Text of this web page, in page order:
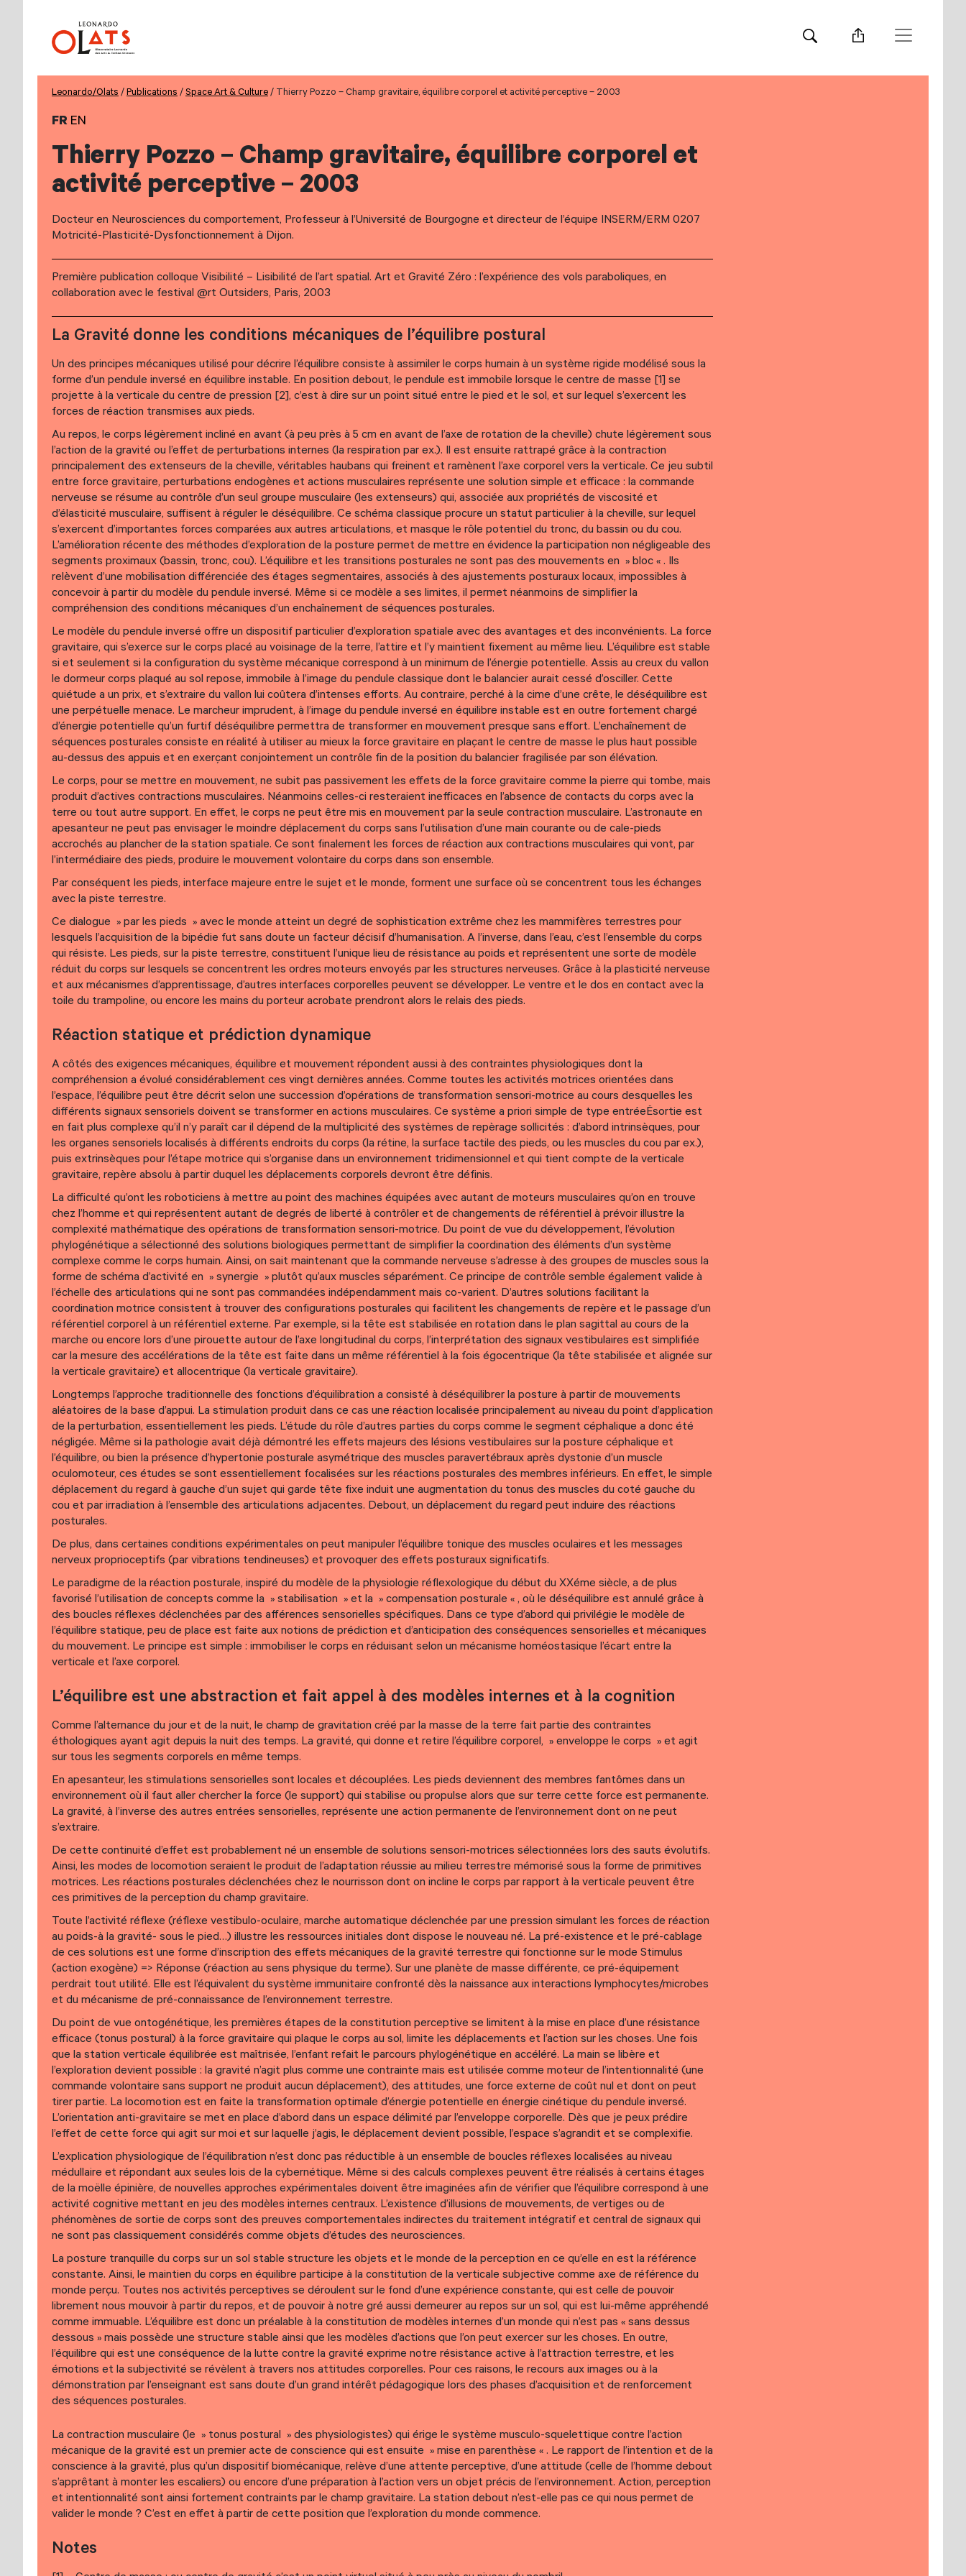
Leonardo/Olats / Publications / Space Art & Culture / Thierry Pozzo – Champ gravitaire, équilibre corporel et activité perceptive – 2003
FR EN
Thierry Pozzo – Champ gravitaire, équilibre corporel et
activité perceptive – 2003
Docteur en Neurosciences du comportement, Professeur à l’Université de Bourgogne et directeur de l’équipe INSERM/ERM 0207
Motricité-Plasticité-Dysfonctionnement à Dijon.
Première publication colloque Visibilité – Lisibilité de l’art spatial. Art et Gravité Zéro : l’expérience des vols paraboliques, en
collaboration avec le festival @rt Outsiders, Paris, 2003
La Gravité donne les conditions mécaniques de l’équilibre postural
Un des principes mécaniques utilisé pour décrire l’équilibre consiste à assimiler le corps humain à un système rigide modélisé sous la
forme d’un pendule inversé en équilibre instable. En position debout, le pendule est immobile lorsque le centre de masse [1] se
projette à la verticale du centre de pression [2], c’est à dire sur un point situé entre le pied et le sol, et sur lequel s’exercent les
forces de réaction transmises aux pieds.
Au repos, le corps légèrement incliné en avant (à peu près à 5 cm en avant de l’axe de rotation de la cheville) chute légèrement sous
l’action de la gravité ou l’effet de perturbations internes (la respiration par ex.). Il est ensuite rattrapé grâce à la contraction
principalement des extenseurs de la cheville, véritables haubans qui freinent et ramènent l’axe corporel vers la verticale. Ce jeu subtil
entre force gravitaire, perturbations endogènes et actions musculaires représente une solution simple et efficace : la commande
nerveuse se résume au contrôle d’un seul groupe musculaire (les extenseurs) qui, associée aux propriétés de viscosité et
d’élasticité musculaire, suffisent à réguler le déséquilibre. Ce schéma classique procure un statut particulier à la cheville, sur lequel
s’exercent d’importantes forces comparées aux autres articulations, et masque le rôle potentiel du tronc, du bassin ou du cou.
L’amélioration récente des méthodes d’exploration de la posture permet de mettre en évidence la participation non négligeable des
segments proximaux (bassin, tronc, cou). L’équilibre et les transitions posturales ne sont pas des mouvements en » bloc « . Ils
relèvent d’une mobilisation différenciée des étages segmentaires, associés à des ajustements posturaux locaux, impossibles à
concevoir à partir du modèle du pendule inversé. Même si ce modèle a ses limites, il permet néanmoins de simplifier la
compréhension des conditions mécaniques d’un enchaînement de séquences posturales.
Le modèle du pendule inversé offre un dispositif particulier d’exploration spatiale avec des avantages et des inconvénients. La force
gravitaire, qui s’exerce sur le corps placé au voisinage de la terre, l’attire et l’y maintient fixement au même lieu. L’équilibre est stable
si et seulement si la configuration du système mécanique correspond à un minimum de l’énergie potentielle. Assis au creux du vallon
le dormeur corps plaqué au sol repose, immobile à l’image du pendule classique dont le balancier aurait cessé d’osciller. Cette
quiétude a un prix, et s’extraire du vallon lui coûtera d’intenses efforts. Au contraire, perché à la cime d’une crête, le déséquilibre est
une perpétuelle menace. Le marcheur imprudent, à l’image du pendule inversé en équilibre instable est en outre fortement chargé
d’énergie potentielle qu’un furtif déséquilibre permettra de transformer en mouvement presque sans effort. L’enchaînement de
séquences posturales consiste en réalité à utiliser au mieux la force gravitaire en plaçant le centre de masse le plus haut possible
au-dessus des appuis et en exerçant conjointement un contrôle fin de la position du balancier fragilisée par son élévation.
Le corps, pour se mettre en mouvement, ne subit pas passivement les effets de la force gravitaire comme la pierre qui tombe, mais
produit d’actives contractions musculaires. Néanmoins celles-ci resteraient inefficaces en l’absence de contacts du corps avec la
terre ou tout autre support. En effet, le corps ne peut être mis en mouvement par la seule contraction musculaire. L’astronaute en
apesanteur ne peut pas envisager le moindre déplacement du corps sans l’utilisation d’une main courante ou de cale-pieds
accrochés au plancher de la station spatiale. Ce sont finalement les forces de réaction aux contractions musculaires qui vont, par
l’intermédiaire des pieds, produire le mouvement volontaire du corps dans son ensemble.
Par conséquent les pieds, interface majeure entre le sujet et le monde, forment une surface où se concentrent tous les échanges
avec la piste terrestre.
Ce dialogue » par les pieds » avec le monde atteint un degré de sophistication extrême chez les mammifères terrestres pour
lesquels l’acquisition de la bipédie fut sans doute un facteur décisif d’humanisation. A l’inverse, dans l’eau, c’est l’ensemble du corps
qui résiste. Les pieds, sur la piste terrestre, constituent l’unique lieu de résistance au poids et représentent une sorte de modèle
réduit du corps sur lesquels se concentrent les ordres moteurs envoyés par les structures nerveuses. Grâce à la plasticité nerveuse
et aux mécanismes d’apprentissage, d’autres interfaces corporelles peuvent se développer. Le ventre et le dos en contact avec la
toile du trampoline, ou encore les mains du porteur acrobate prendront alors le relais des pieds.
Réaction statique et prédiction dynamique
A côtés des exigences mécaniques, équilibre et mouvement répondent aussi à des contraintes physiologiques dont la
compréhension a évolué considérablement ces vingt dernières années. Comme toutes les activités motrices orientées dans
l’espace, l’équilibre peut être décrit selon une succession d’opérations de transformation sensori-motrice au cours desquelles les
différents signaux sensoriels doivent se transformer en actions musculaires. Ce système a priori simple de type entréeËsortie est
en fait plus complexe qu’il n’y paraît car il dépend de la multiplicité des systèmes de repèrage sollicités : d’abord intrinsèques, pour
les organes sensoriels localisés à différents endroits du corps (la rétine, la surface tactile des pieds, ou les muscles du cou par ex.),
puis extrinsèques pour l’étape motrice qui s’organise dans un environnement tridimensionnel et qui tient compte de la verticale
gravitaire, repère absolu à partir duquel les déplacements corporels devront être définis.
La difficulté qu’ont les roboticiens à mettre au point des machines équipées avec autant de moteurs musculaires qu’on en trouve
chez l’homme et qui représentent autant de degrés de liberté à contrôler et de changements de référentiel à prévoir illustre la
complexité mathématique des opérations de transformation sensori-motrice. Du point de vue du développement, l’évolution
phylogénétique a sélectionné des solutions biologiques permettant de simplifier la coordination des éléments d’un système
complexe comme le corps humain. Ainsi, on sait maintenant que la commande nerveuse s’adresse à des groupes de muscles sous la
forme de schéma d’activité en » synergie » plutôt qu’aux muscles séparément. Ce principe de contrôle semble également valide à
l’échelle des articulations qui ne sont pas commandées indépendamment mais co-varient. D’autres solutions facilitant la
coordination motrice consistent à trouver des configurations posturales qui facilitent les changements de repère et le passage d’un
référentiel corporel à un référentiel externe. Par exemple, si la tête est stabilisée en rotation dans le plan sagittal au cours de la
marche ou encore lors d’une pirouette autour de l’axe longitudinal du corps, l’interprétation des signaux vestibulaires est simplifiée
car la mesure des accélérations de la tête est faite dans un même référentiel à la fois égocentrique (la tête stabilisée et alignée sur
la verticale gravitaire) et allocentrique (la verticale gravitaire).
Longtemps l’approche traditionnelle des fonctions d’équilibration a consisté à déséquilibrer la posture à partir de mouvements
aléatoires de la base d’appui. La stimulation produit dans ce cas une réaction localisée principalement au niveau du point d’application
de la perturbation, essentiellement les pieds. L’étude du rôle d’autres parties du corps comme le segment céphalique a donc été
négligée. Même si la pathologie avait déjà démontré les effets majeurs des lésions vestibulaires sur la posture céphalique et
l’équilibre, ou bien la présence d’hypertonie posturale asymétrique des muscles paravertébraux après dystonie d’un muscle
oculomoteur, ces études se sont essentiellement focalisées sur les réactions posturales des membres inférieurs. En effet, le simple
déplacement du regard à gauche d’un sujet qui garde tête fixe induit une augmentation du tonus des muscles du coté gauche du
cou et par irradiation à l’ensemble des articulations adjacentes. Debout, un déplacement du regard peut induire des réactions
posturales.
De plus, dans certaines conditions expérimentales on peut manipuler l’équilibre tonique des muscles oculaires et les messages
nerveux proprioceptifs (par vibrations tendineuses) et provoquer des effets posturaux significatifs.
Le paradigme de la réaction posturale, inspiré du modèle de la physiologie réflexologique du début du XXéme siècle, a de plus
favorisé l’utilisation de concepts comme la » stabilisation » et la » compensation posturale « , où le déséquilibre est annulé grâce à
des boucles réflexes déclenchées par des afférences sensorielles spécifiques. Dans ce type d’abord qui privilégie le modèle de
l’équilibre statique, peu de place est faite aux notions de prédiction et d’anticipation des conséquences sensorielles et mécaniques
du mouvement. Le principe est simple : immobiliser le corps en réduisant selon un mécanisme homéostasique l’écart entre la
verticale et l’axe corporel.
L’équilibre est une abstraction et fait appel à des modèles internes et à la cognition
Comme l’alternance du jour et de la nuit, le champ de gravitation créé par la masse de la terre fait partie des contraintes
éthologiques ayant agit depuis la nuit des temps. La gravité, qui donne et retire l’équilibre corporel, » enveloppe le corps » et agit
sur tous les segments corporels en même temps.
En apesanteur, les stimulations sensorielles sont locales et découplées. Les pieds deviennent des membres fantômes dans un
environnement où il faut aller chercher la force (le support) qui stabilise ou propulse alors que sur terre cette force est permanente.
La gravité, à l’inverse des autres entrées sensorielles, représente une action permanente de l’environnement dont on ne peut
s’extraire.
De cette continuité d’effet est probablement né un ensemble de solutions sensori-motrices sélectionnées lors des sauts évolutifs.
Ainsi, les modes de locomotion seraient le produit de l’adaptation réussie au milieu terrestre mémorisé sous la forme de primitives
motrices. Les réactions posturales déclenchées chez le nourrisson dont on incline le corps par rapport à la verticale peuvent être
ces primitives de la perception du champ gravitaire.
Toute l’activité réflexe (réflexe vestibulo-oculaire, marche automatique déclenchée par une pression simulant les forces de réaction
au poids-à la gravité- sous le pied…) illustre les ressources initiales dont dispose le nouveau né. La pré-existence et le pré-cablage
de ces solutions est une forme d’inscription des effets mécaniques de la gravité terrestre qui fonctionne sur le mode Stimulus
(action exogène) => Réponse (réaction au sens physique du terme). Sur une planète de masse différente, ce pré-équipement
perdrait tout utilité. Elle est l’équivalent du système immunitaire confronté dès la naissance aux interactions lymphocytes/microbes
et du mécanisme de pré-connaissance de l’environnement terrestre.
Du point de vue ontogénétique, les premières étapes de la constitution perceptive se limitent à la mise en place d’une résistance
efficace (tonus postural) à la force gravitaire qui plaque le corps au sol, limite les déplacements et l’action sur les choses. Une fois
que la station verticale équilibrée est maîtrisée, l’enfant refait le parcours phylogénétique en accéléré. La main se libère et
l’exploration devient possible : la gravité n’agit plus comme une contrainte mais est utilisée comme moteur de l’intentionnalité (une
commande volontaire sans support ne produit aucun déplacement), des attitudes, une force externe de coût nul et dont on peut
tirer partie. La locomotion est en faite la transformation optimale d’énergie potentielle en énergie cinétique du pendule inversé.
L’orientation anti-gravitaire se met en place d’abord dans un espace délimité par l’enveloppe corporelle. Dès que je peux prédire
l’effet de cette force qui agit sur moi et sur laquelle j’agis, le déplacement devient possible, l’espace s’agrandit et se complexifie.
L’explication physiologique de l’équilibration n’est donc pas réductible à un ensemble de boucles réflexes localisées au niveau
médullaire et répondant aux seules lois de la cybernétique. Même si des calculs complexes peuvent être réalisés à certains étages
de la moëlle épinière, de nouvelles approches expérimentales doivent être imaginées afin de vérifier que l’équilibre correspond à une
activité cognitive mettant en jeu des modèles internes centraux. L’existence d’illusions de mouvements, de vertiges ou de
phénomènes de sortie de corps sont des preuves comportementales indirectes du traitement intégratif et central de signaux qui
ne sont pas classiquement considérés comme objets d’études des neurosciences.
La posture tranquille du corps sur un sol stable structure les objets et le monde de la perception en ce qu’elle en est la référence
constante. Ainsi, le maintien du corps en équilibre participe à la constitution de la verticale subjective comme axe de référence du
monde perçu. Toutes nos activités perceptives se déroulent sur le fond d’une expérience constante, qui est celle de pouvoir
librement nous mouvoir à partir du repos, et de pouvoir à notre gré aussi demeurer au repos sur un sol, qui est lui-même appréhendé
comme immuable. L’équilibre est donc un préalable à la constitution de modèles internes d’un monde qui n’est pas « sans dessus
dessous » mais possède une structure stable ainsi que les modèles d’actions que l’on peut exercer sur les choses. En outre,
l’équilibre qui est une conséquence de la lutte contre la gravité exprime notre résistance active à l’attraction terrestre, et les
émotions et la subjectivité se révèlent à travers nos attitudes corporelles. Pour ces raisons, le recours aux images ou à la
démonstration par l’enseignant est sans doute d’un grand intérêt pédagogique lors des phases d’acquisition et de renforcement
des séquences posturales.
La contraction musculaire (le » tonus postural » des physiologistes) qui érige le système musculo-squelettique contre l’action
mécanique de la gravité est un premier acte de conscience qui est ensuite » mise en parenthèse « . Le rapport de l’intention et de la
conscience à la gravité, plus qu’un dispositif biomécanique, relève d’une attente perceptive, d’une attitude (celle de l’homme debout
s’apprêtant à monter les escaliers) ou encore d’une préparation à l’action vers un objet précis de l’environnement. Action, perception
et intentionnalité sont ainsi fortement contraints par le champ gravitaire. La station debout n’est-elle pas ce qui nous permet de
valider le monde ? C’est en effet à partir de cette position que l’exploration du monde commence.
Notes